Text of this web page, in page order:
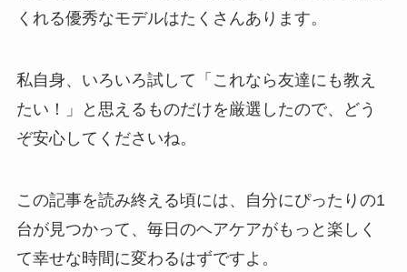
くれる優秀なモデルはたくさんあります。
私自身、いろいろ試して「これなら友達にも教え
たい！」と思えるものだけを厳選したので、どう
ぞ安心してくださいね。
この記事を読み終える頃には、自分にぴったりの1
台が見つかって、毎日のヘアケアがもっと楽しく
て幸せな時間に変わるはずですよ。